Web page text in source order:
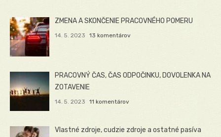
ZMENA A SKONČENIE PRACOVNÉHO POMERU
14. 5. 2023 13 komentárov
PRACOVNÝ ČAS, ČAS ODPOČINKU, DOVOLENKA NA
ZOTAVENIE
14. 5. 2023 11 komentárov
Vlastné zdroje, cudzie zdroje a ostatné pasíva